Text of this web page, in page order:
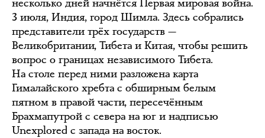
несколько дней начнётся Первая мировая война.
3 июля, Индия, город Шимла. Здесь собрались
представители трёх государств —
Великобритании, Тибета и Китая, чтобы решить
вопрос о границах независимого Тибета.
На столе перед ними разложена карта
Гималайского хребта с обширным белым
пятном в правой части, пересечённым
Брахмапутрой с севера на юг и надписью
Unexplored с запада на восток.